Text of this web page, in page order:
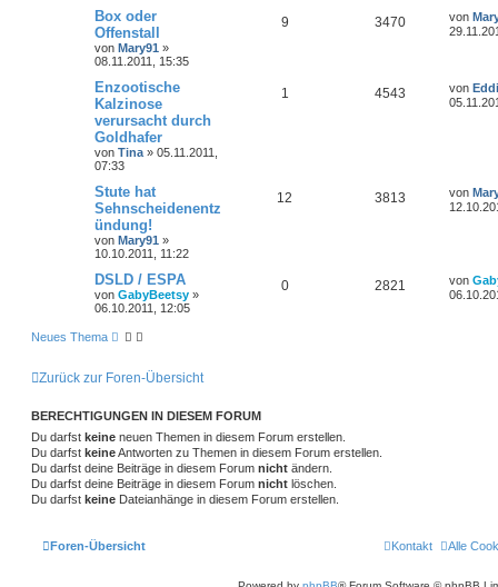
Box oder
Offenstall
von Mary91 »
08.11.2011, 15:35
9 3470 von
Enzootische
Kalzinose
verursacht durch
Goldhafer
von Tina » 05.11.2011,
07:33
1 4543 von Eddi
Stute hat
Sehnscheidenentz
ündung!
von Mary91 »
10.10.2011, 11:22
12 3813 von
DSLD / ESPA
von GabyBeetsy »
06.10.2011, 12:05
0 2821 von
Neues Thema
Zurück zur Foren-Übersicht
BERECHTIGUNGEN IN DIESEM FORUM
Du darfst keine neuen Themen in diesem Forum erstellen.
Du darfst keineAntworten zu Themen in diesem Forum erstellen.
Du darfst deine Beiträge in diesem Forum nicht ändern.
Du darfst deine Beiträge in diesem Forum nicht löschen.
Du darfst keine Dateianhänge in diesem Forum erstellen.
Foren-Übersicht Alle
Kontakt